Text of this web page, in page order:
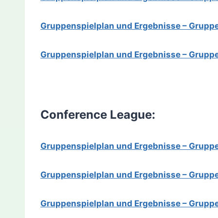
Gruppenspielplan und Ergebnisse –
Gruppenspielplan und Ergebnisse –
Conference League:
Gruppenspielplan und Ergebnisse –
Gruppenspielplan und Ergebnisse –
Gruppenspielplan und Ergebnisse –